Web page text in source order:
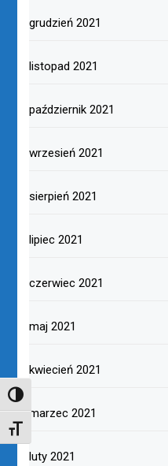
TOGGLE HIGH CONTRAST
TOGGLE FONT SIZE
grudzień 2021
listopad 2021
październik 2021
wrzesień 2021
sierpień 2021
lipiec 2021
czerwiec 2021
maj 2021
kwiecień 2021
marzec 2021
luty 2021